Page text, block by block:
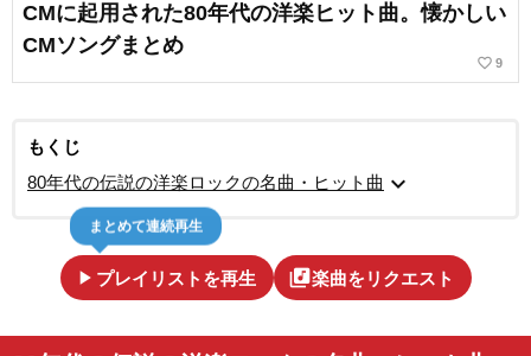
CMに起用された80年代の洋楽ヒット曲。懐かしい
CMソングまとめ
favorite_border 9
もくじ
80年代の伝説の洋楽ロックの名曲・ヒット曲 expand_more
play_arrow プレイリストを再生
まとめて連続再生
library_music楽曲をリクエスト